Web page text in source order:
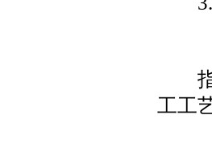
指
工工